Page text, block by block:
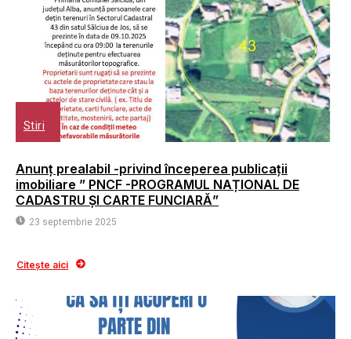
Stiri
Anunț prealabil -privind începerea publicații
imobiliare ” PNCF -PROGRAMUL NAȚIONAL DE
CADASTRU ȘI CARTE FUNCIARĂ”
23 septembrie 2025
Citește aici